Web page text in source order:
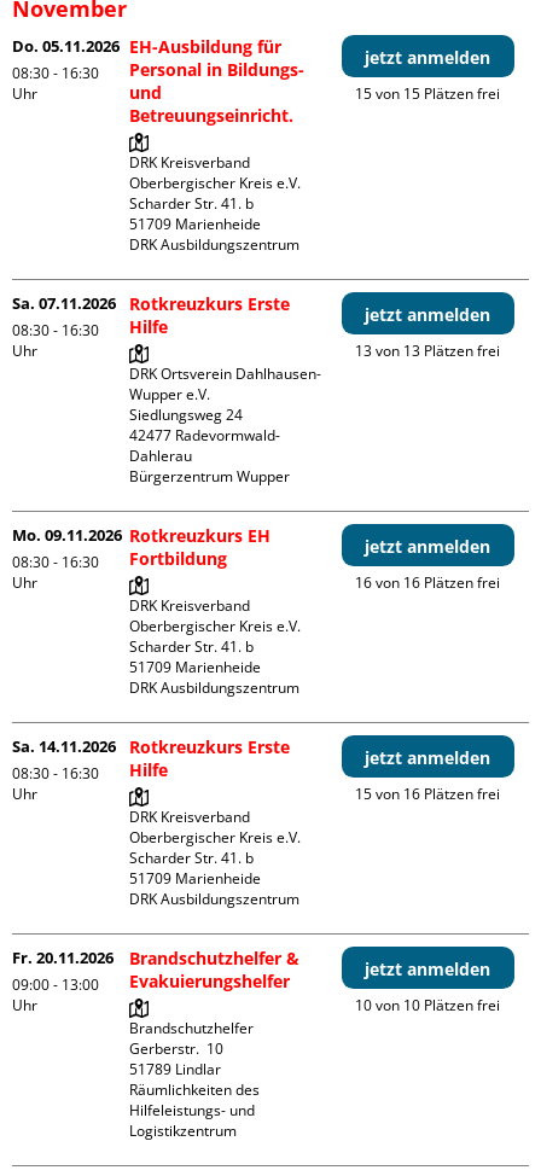
November
Do. 05.11.2026
08:30 - 16:30
Uhr
EH-Ausbildung für
Personal in Bildungs-
und
Betreuungseinricht.
DRK Kreisverband
Oberbergischer Kreis e.V.
Scharder Str. 41. b
51709 Marienheide
DRK Ausbildungszentrum
jetzt anmelden
15 von 15 Plätzen frei
Sa. 07.11.2026
08:30 - 16:30
Uhr
Rotkreuzkurs Erste
Hilfe
DRK Ortsverein Dahlhausen-
Wupper e.V.
Siedlungsweg 24
42477 Radevormwald-
Dahlerau
Bürgerzentrum Wupper
jetzt anmelden
13 von 13 Plätzen frei
Mo. 09.11.2026
08:30 - 16:30
Uhr
Rotkreuzkurs EH
Fortbildung
DRK Kreisverband
Oberbergischer Kreis e.V.
Scharder Str. 41. b
51709 Marienheide
DRK Ausbildungszentrum
jetzt anmelden
16 von 16 Plätzen frei
Sa. 14.11.2026
08:30 - 16:30
Uhr
Rotkreuzkurs Erste
Hilfe
DRK Kreisverband
Oberbergischer Kreis e.V.
Scharder Str. 41. b
51709 Marienheide
DRK Ausbildungszentrum
jetzt anmelden
15 von 16 Plätzen frei
Fr. 20.11.2026
09:00 - 13:00
Uhr
Brandschutzhelfer &
Evakuierungshelfer
Brandschutzhelfer
Gerberstr.  10
51789 Lindlar
Räumlichkeiten des
Hilfeleistungs- und
Logistikzentrum
jetzt anmelden
10 von 10 Plätzen frei